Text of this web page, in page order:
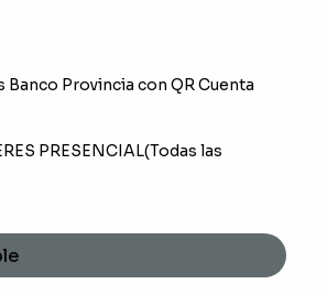
Provincia con QR Cuenta
PRESENCIAL(Todas las